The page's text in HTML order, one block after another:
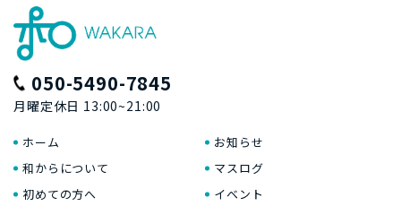
050-5490-7845
月曜定休日 13:00~21:00
ホーム
和からについて
初めての方へ
お知らせ
マスログ
イベント